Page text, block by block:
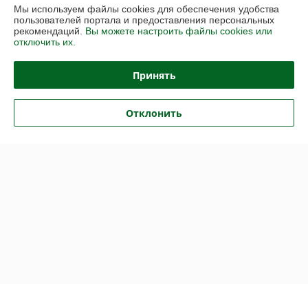
Контакты
Доставка и оплата
Полная версия сайта
Мы используем файлы cookies для обеспечения удобства
пользователей портала и предоставления персональных
рекомендаций. Вы можете настроить файлы cookies или
отключить их.
Принять
Отклонить